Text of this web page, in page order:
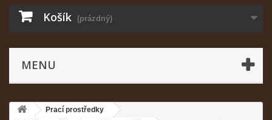
Košík (prázdný)
MENU
Prací prostředky